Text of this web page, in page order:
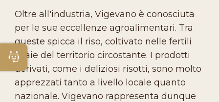
Oltre all'industria, Vigevano è conosciuta
per le sue eccellenze agroalimentari. Tra
queste spicca il riso, coltivato nelle fertili
risaie del territorio circostante. I prodotti
derivati, come i deliziosi risotti, sono molto
apprezzati tanto a livello locale quanto
nazionale. Vigevano rappresenta dunque
Apri Chatbot